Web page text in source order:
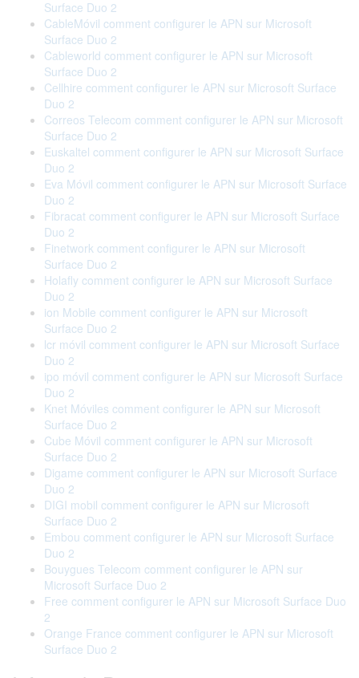
Surface Duo 2
CableMóvil comment configurer le APN sur Microsoft
Surface Duo 2
Cableworld comment configurer le APN sur Microsoft
Surface Duo 2
Cellhire comment configurer le APN sur Microsoft Surface
Duo 2
Correos Telecom comment configurer le APN sur Microsoft
Surface Duo 2
Euskaltel comment configurer le APN sur Microsoft Surface
Duo 2
Eva Móvil comment configurer le APN sur Microsoft Surface
Duo 2
Fibracat comment configurer le APN sur Microsoft Surface
Duo 2
Finetwork comment configurer le APN sur Microsoft
Surface Duo 2
Holafly comment configurer le APN sur Microsoft Surface
Duo 2
ion Mobile comment configurer le APN sur Microsoft
Surface Duo 2
lcr móvil comment configurer le APN sur Microsoft Surface
Duo 2
ipo móvil comment configurer le APN sur Microsoft Surface
Duo 2
Knet Móviles comment configurer le APN sur Microsoft
Surface Duo 2
Cube Móvil comment configurer le APN sur Microsoft
Surface Duo 2
Digame comment configurer le APN sur Microsoft Surface
Duo 2
DIGI mobil comment configurer le APN sur Microsoft
Surface Duo 2
Embou comment configurer le APN sur Microsoft Surface
Duo 2
Bouygues Telecom comment configurer le APN sur
Microsoft Surface Duo 2
Free comment configurer le APN sur Microsoft Surface Duo
2
Orange France comment configurer le APN sur Microsoft
Surface Duo 2